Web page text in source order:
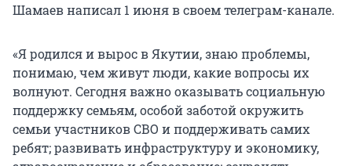
Шамаев написал 1 июня в своем телеграм-канале.
«Я родился и вырос в Якутии, знаю проблемы,
понимаю, чем живут люди, какие вопросы их
волнуют. Сегодня важно оказывать социальную
поддержку семьям, особой заботой окружить
семьи участников СВО и поддерживать самих
ребят; развивать инфраструктуру и экономику,